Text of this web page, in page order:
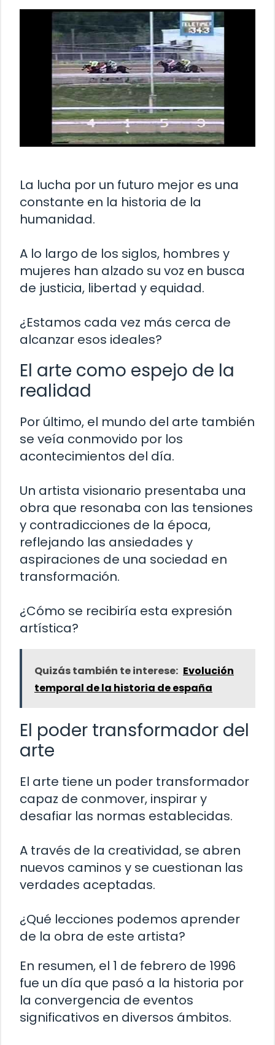
La lucha por un futuro mejor es una
constante en la historia de la
humanidad.
A lo largo de los siglos, hombres y
mujeres han alzado su voz en busca
de justicia, libertad y equidad.
¿Estamos cada vez más cerca de
alcanzar esos ideales?
El arte como espejo de la
realidad
Por último, el mundo del arte también
se veía conmovido por los
acontecimientos del día.
Un artista visionario presentaba una
obra que resonaba con las tensiones
y contradicciones de la época,
reflejando las ansiedades y
aspiraciones de una sociedad en
transformación.
¿Cómo se recibiría esta expresión
artística?
Quizás también te interese: Evolución
temporal de la historia de españa
El poder transformador del
arte
El arte tiene un poder transformador
capaz de conmover, inspirar y
desafiar las normas establecidas.
A través de la creatividad, se abren
nuevos caminos y se cuestionan las
verdades aceptadas.
¿Qué lecciones podemos aprender
de la obra de este artista?
En resumen, el 1 de febrero de 1996
fue un día que pasó a la historia por
la convergencia de eventos
significativos en diversos ámbitos.